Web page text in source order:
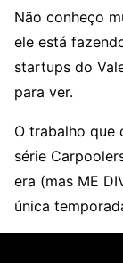
Não conheço
ele está
startups do
para ver.
O trabalho que
série
era (mas ME
única